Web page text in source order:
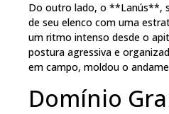
Do outro lado, o **Lanús**,
de seu elenco com uma
um ritmo intenso desde o
postura agressiva e
em campo, moldou o
Domínio